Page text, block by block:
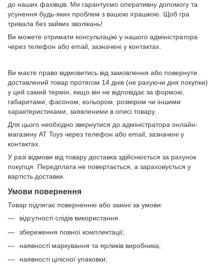
до наших фахівців. Ми гарантуємо оперативну допомогу та
усунення будь-яких проблем з вашою іграшкою. Щоб гра
тривала без зайвих зволікань!
Ви можете отримати консультацію у нашого адміністратора
через телефон або email, зазначені у контактах.
Ви маєте право відмовитись від замовлення або повернути
доставлений товар протягом 14 днів (не рахуючи дня покупки)
у цей самий термін, якщо він не відповідає за формою,
габаритами, фасоном, кольором, розміром чи іншими
характеристиками, заявленими в описі товару.
Для цього необхідно звернутися до адміністратора онлайн-
магазину AT Toys через телефон або email, зазначені у
контактах.
У разі відмови від товару доставка здійснюється за рахунок
покупця. Передплата не повертається, а зараховується у
вартість доставки.
Умови повернення
Товар підлягає поверненню або заміні за умови:
відсутності слідів використання.
збереження повної комплектації;
наявності маркування та ярликів виробника;
наявності цілісної упаковки;